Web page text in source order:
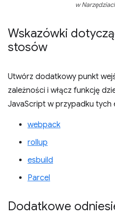
w
Wskazówki
stosów
Utwórz dodatkowy punkt
zależności i włącz funkcję
JavaScript w przypadku tych
webpack
rollup
esbuild
Parcel
Dodatkowe